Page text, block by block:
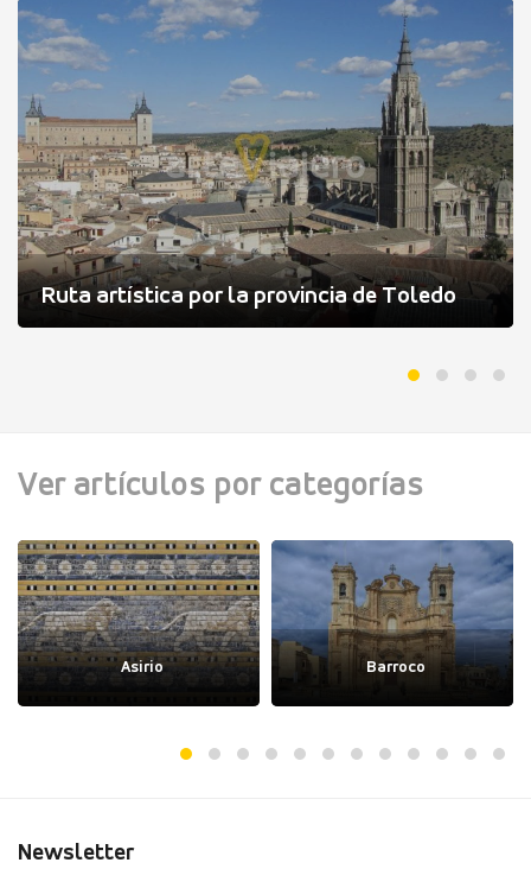
Ruta artística por la provincia de Toledo
Ver artículos por categorías
Asirio Barroco
Newsletter